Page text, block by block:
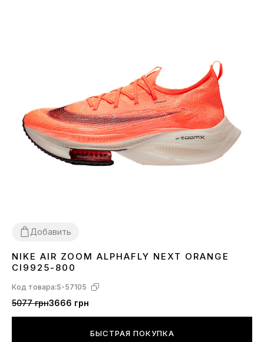
Добавить
3738 39
NIKE AIR ZOOM ALPHAFLY NEXT ORANGE
CI9925-800
Код товара:S-57105
5077 грн3666 грн
БЫСТРАЯ ПОКУПКА